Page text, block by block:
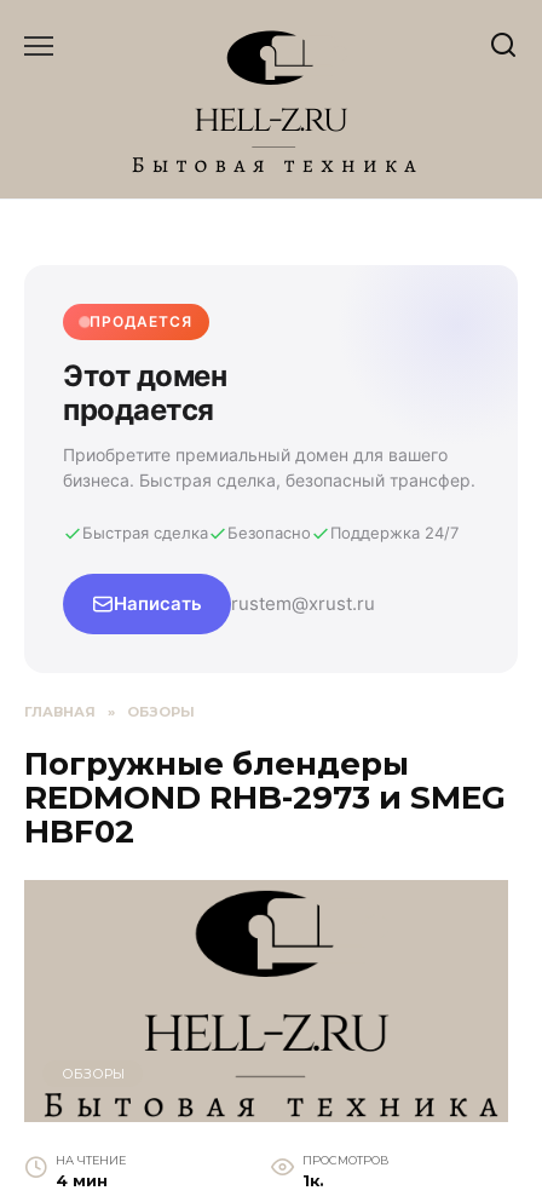
ПРОДАЕТСЯ
Этот домен
продается
Приобретите премиальный домен для вашего
бизнеса. Быстрая сделка, безопасный трансфер.
Быстрая сделка Безопасно Поддержка 24/7
Написать rustem@xrust.ru
ГЛАВНАЯ » ОБЗОРЫ
Погружные блендеры
REDMOND RHB-2973 и SMEG
HBF02
ОБЗОРЫ
НА ЧТЕНИЕ
4 мин
ПРОСМОТРОВ
1к.